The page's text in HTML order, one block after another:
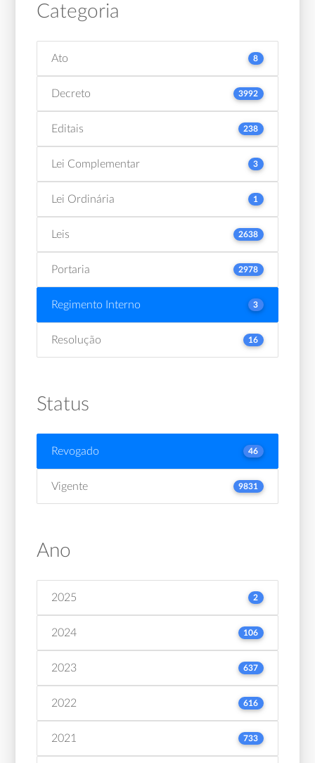
Categoria
Ato 8
Decreto 3992
Editais 238
Lei Complementar 3
Lei Ordinária 1
Leis 2638
Portaria 2978
Regimento Interno 3
Resolução 16
Status
Revogado 46
Vigente 9831
Ano
2025 2
2024 106
2023 637
2022 616
2021 733